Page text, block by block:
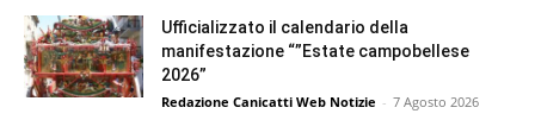
Ufficializzato il calendario della
manifestazione “”Estate campobellese
2026”
Redazione Canicatti Web Notizie - 7 Agosto 2026